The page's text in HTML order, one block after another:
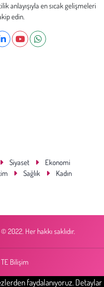
anlayışıyla en sıcak gelişmeleri
edin.
Siyaset
Ekonomi
Sağlık
Kadın
2022. Her hakkı saklıdır.
TE Bilişim
faydalanıyoruz. Detaylar